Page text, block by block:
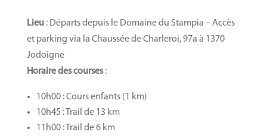
Lieu: Départs depuis le Domaine du Stampia – Accès
et parking via la Chaussée de Charleroi, 97a à 1370
Jodoigne
Horaire des courses:
10h00 : Cours enfants (1 km)
10h45 : Trail de 13 km
11h00 : Trail de 6 km